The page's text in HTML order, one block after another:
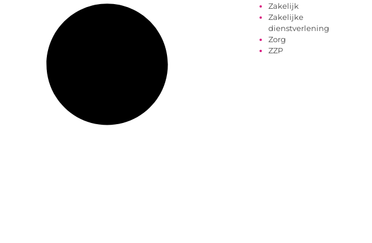
Zakelijk
Zakelijke
dienstverlening
Zorg
ZZP